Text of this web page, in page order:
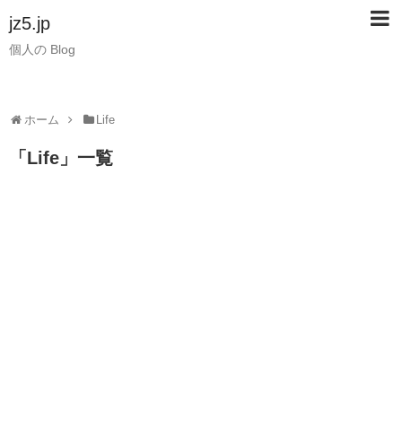
jz5.jp
個人の Blog
ホーム Life
「 Life 」 一覧